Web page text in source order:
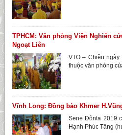
TPHCM: Văn phòng Viện Nghiên
Ngoạt Liên
VTO – Chiều
thuộc văn phòng
Vĩnh Long: Đồng bào Khmer
Sene Đônta 2019
Hạnh Phúc Tăng